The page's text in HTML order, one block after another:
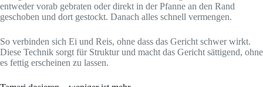
entweder vorab gebraten oder direkt in der Pfanne an den Rand
geschoben und dort gestockt. Danach alles schnell vermengen.
So verbinden sich Ei und Reis, ohne dass das Gericht schwer wirkt.
Diese Technik sorgt für Struktur und macht das Gericht sättigend, ohne
es fettig erscheinen zu lassen.